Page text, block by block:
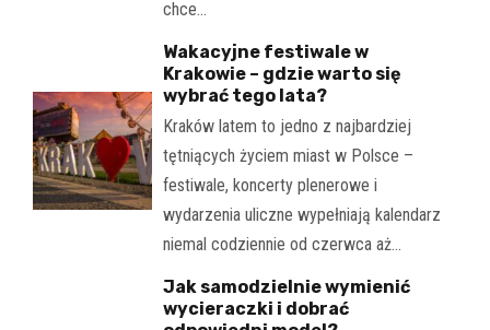
chce…
Wakacyjne festiwale w
Krakowie – gdzie warto się
wybrać tego lata?
Kraków latem to jedno z najbardziej
tętniących życiem miast w Polsce –
festiwale, koncerty plenerowe i
wydarzenia uliczne wypełniają kalendarz
niemal codziennie od czerwca aż…
Jak samodzielnie wymienić
wycieraczki i dobrać